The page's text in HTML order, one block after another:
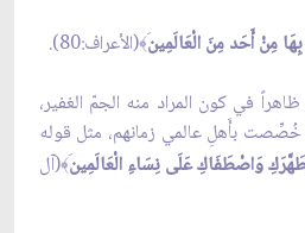
مِنْ أَحَد مِنَ الْعَالَمِين﴾(الأعراف:80).
في كون المراد منه الجمّ الغفير،
خُصِّصت بأَهلِ عالمي زمانهم، مثل قوله
وَاصْطَفَاكِ عَلَى نِسَاءِ الْعَالَمِين﴾(آل